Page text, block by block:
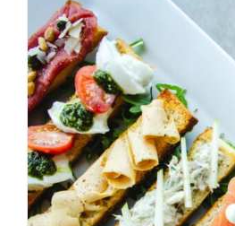
AGGIUNGI AL CARRELLO